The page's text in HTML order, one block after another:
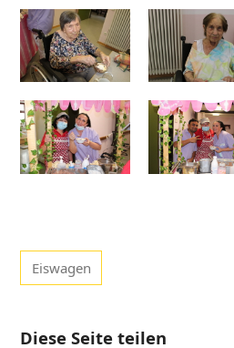
Eiswagen
Diese Seite teilen